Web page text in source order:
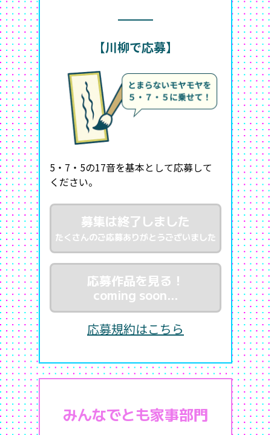
【川柳で応募】
5・7・5の17音を基本として応募して
ください。
募集は終了しました
たくさんのご応募ありがとうございました
応募作品を見る！
coming soon...
応募規約はこちら
みんなでとも家事部門